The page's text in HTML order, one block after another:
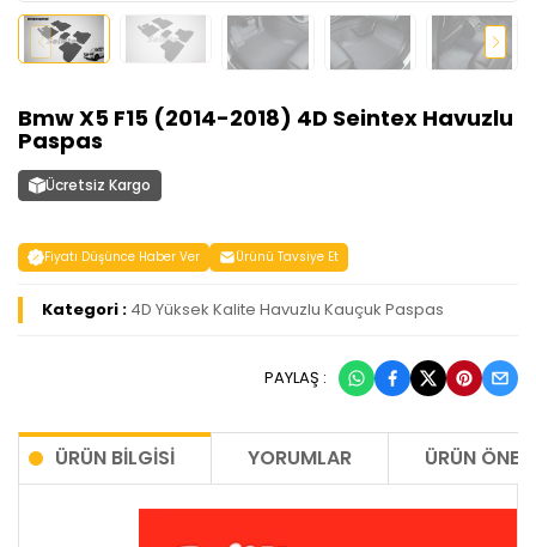
Bmw X5 F15 (2014-2018) 4D Seintex Havuzlu
Paspas
Ücretsiz Kargo
Fiyatı Düşünce Haber Ver Ürünü Tavsiye Et
Kategori : 4D Yüksek Kalite Havuzlu Kauçuk Paspas
PAYLAŞ :
ÜRÜN BILGISI YORUMLAR ÜRÜN